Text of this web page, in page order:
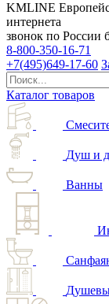
KMLINE
интернета
звонок по России
8-800-350-16-71
+7(495)649-17-60
Каталог товаров
Душ и
Ванны